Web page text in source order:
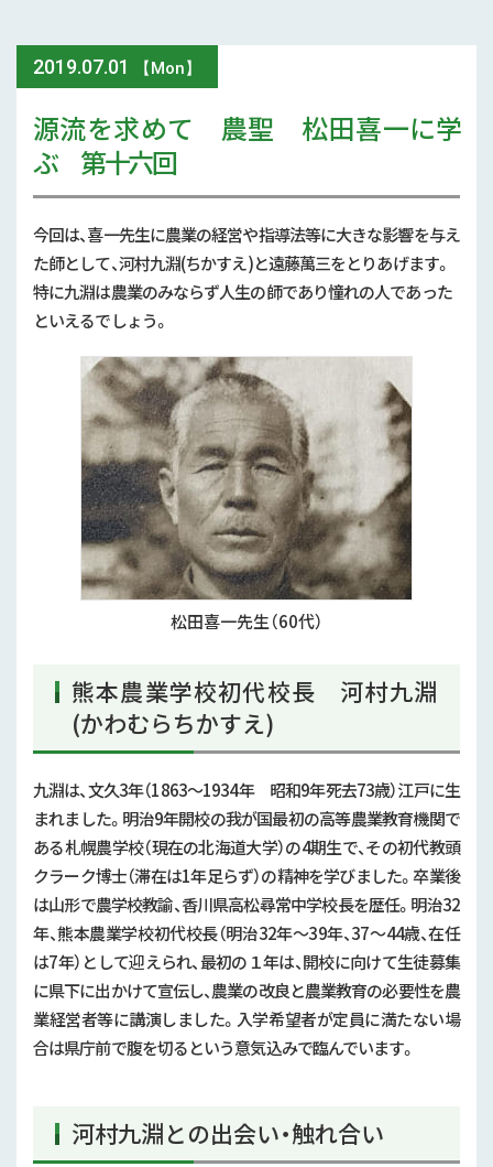
2019.07.01 【Mon】
源流を求めて 農聖 松田喜一に学
ぶ 第十六回
松田喜一先生（60代）
今回は、喜一先生に農業の経営や指導法等に大きな影響を与え
た師として、河村九淵(ちかすえ)と遠藤萬三をとりあげます。
特に九淵は農業のみならず人生の師であり憧れの人であった
といえるでしょう。
熊本農業学校初代校長 河村九淵
(かわむらちかすえ)
九淵は、文久3年（1863～1934年 昭和9年死去73歳）江戸に生
まれました。明治9年開校の我が国最初の高等農業教育機関で
ある札幌農学校（現在の北海道大学）の4期生で、その初代教頭
クラーク博士（滞在は1年足らず）の精神を学びました。卒業後
は山形で農学校教諭、香川県高松尋常中学校長を歴任。明治32
年、熊本農業学校初代校長（明治32年～39年、37～44歳、在任
は7年）として迎えられ、最初の１年は、開校に向けて生徒募集
に県下に出かけて宣伝し、農業の改良と農業教育の必要性を農
業経営者等に講演しました。入学希望者が定員に満たない場
合は県庁前で腹を切るという意気込みで臨んでいます。
河村九淵との出会い・触れ合い